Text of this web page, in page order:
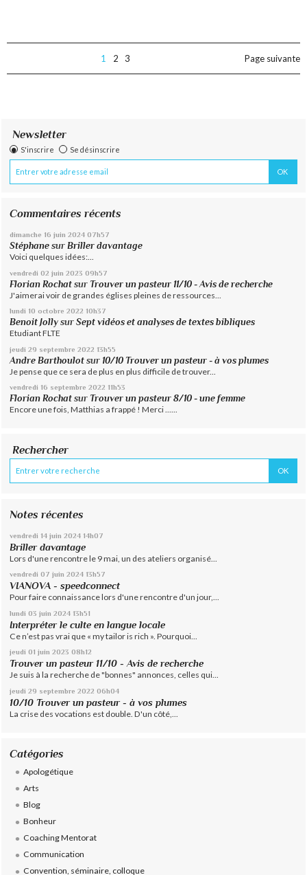
Newsletter
S'inscrire Se désinscrire
Commentaires récents
dimanche 16 juin 2024 07h57
Stéphane surBriller davantage
Voici quelques idées:...
vendredi 02 juin 2023 09h57
Florian Rochat surTrouver un pasteur 11/10 - Avis de recherche
J'aimerai voir de grandes églises pleines de ressources...
lundi 10 octobre 2022 10h37
Benoit Jolly surSept vidéos et analyses de textes bibliques
Etudiant FLTE
jeudi 29 septembre 2022 13h55
Andre Barthoulot sur10/10 Trouver un pasteur - à vos plumes
Je pense que ce sera de plus en plus difficile de trouver...
vendredi 16 septembre 2022 11h53
Florian Rochat surTrouver un pasteur 8/10 - une femme
Encore une fois, Matthias a frappé ! Merci ......
Rechercher
Notes récentes
vendredi 14 juin 2024 14h07
Briller davantage
Lors d'une rencontre le 9 mai, un des ateliers organisé...
vendredi 07 juin 2024 13h57
VIANOVA - speedconnect
Pour faire connaissance lors d'une rencontre d'un jour,...
lundi 03 juin 2024 13h51
Interpréter le culte en langue locale
Ce n’est pas vrai que « my tailor is rich ». Pourquoi...
jeudi 01 juin 2023 08h12
Trouver un pasteur 11/10 - Avis de recherche
Je suis à la recherche de "bonnes" annonces, celles qui...
jeudi 29 septembre 2022 06h04
10/10 Trouver un pasteur - à vos plumes
La crise des vocations est double. D'un côté,...
Catégories
Apologétique
Arts
Blog
Bonheur
Coaching Mentorat
Communication
Convention, séminaire, colloque
1 2 3 Page suivante